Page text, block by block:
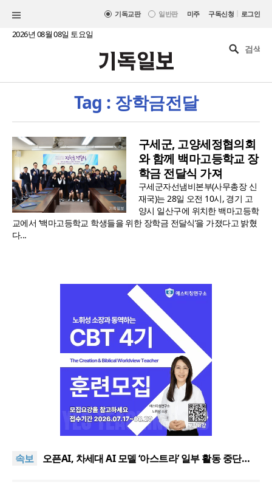
기독교판 일반판 미주 구독신청 | 로그인
2026년 08월 08일 토요일
Tag : 장학금전달
구세군, 고양세정협의회
와 함께 백마고등학교 장
학금 전달식 가져
구세군자선냄비본부(사무총장 신
재국)는 28일 오전 10시, 경기 고
양시 일산구에 위치한 백마고등학
교에서 ‘백마고등학교 학생들을 위한 장학금 전달식’을 가졌다고 밝혔
다...
속보
기감 이대위, 감신대 도서관에 퀴어서적 ‘별도 부스’ 마
34.4% 감소
오픈AI, 차세대 AI 모델 ‘아스트라’ 일부 활동 중단…